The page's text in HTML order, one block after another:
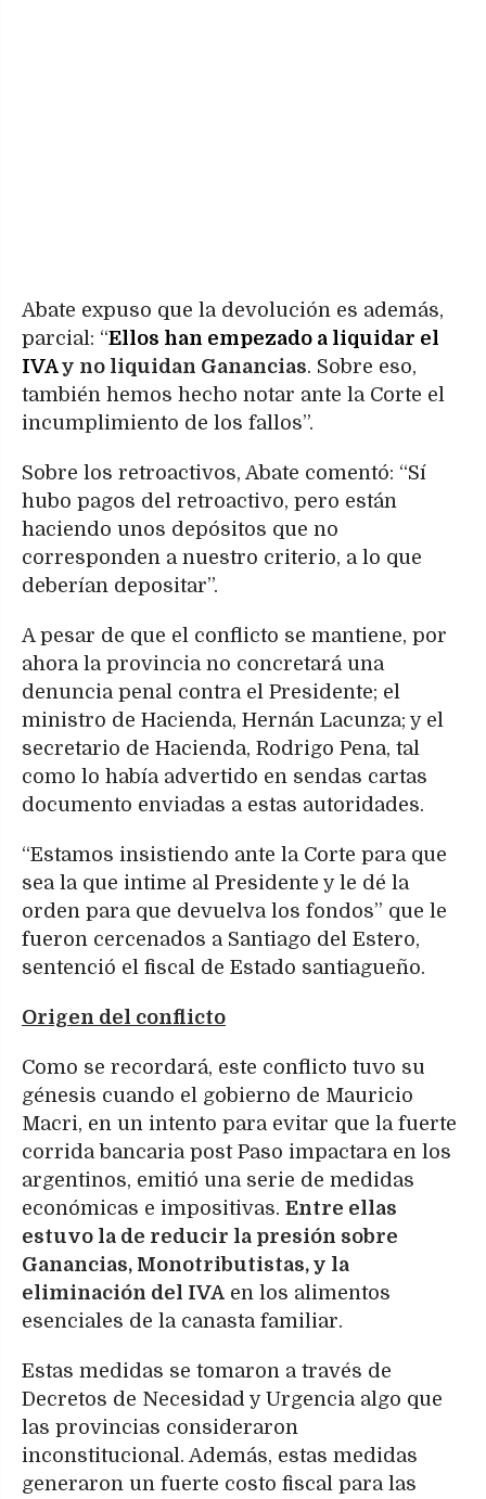
Abate expuso que la devolución es además,
parcial: “Ellos han empezado a liquidar el
IVAy no liquidan Ganancias. Sobre eso,
también hemos hecho notar ante la Corte el
incumplimiento de los fallos”.
Sobre los retroactivos, Abate comentó: “Sí
hubo pagos del retroactivo, pero están
haciendo unos depósitos que no
corresponden a nuestro criterio, a lo que
deberían depositar”.
A pesar de que el conflicto se mantiene, por
ahora la provincia no concretará una
denuncia penal contra el Presidente; el
ministro de Hacienda, Hernán Lacunza; y el
secretario de Hacienda, Rodrigo Pena, tal
como lo había advertido en sendas cartas
documento enviadas a estas autoridades.
“Estamos insistiendo ante la Corte para que
sea la que intime al Presidente y le dé la
orden para que devuelva los fondos” que le
fueron cercenados a Santiago del Estero,
sentenció el fiscal de Estado santiagueño.
Origen del conflicto
Como se recordará, este conflicto tuvo su
génesis cuando el gobierno de Mauricio
Macri, en un intento para evitar que la fuerte
corrida bancaria post Paso impactara en los
argentinos, emitió una serie de medidas
económicas e impositivas. Entre ellas
estuvo la de reducir la presión sobre
Ganancias, Monotributistas, y la
eliminación del IVA en los alimentos
esenciales de la canasta familiar.
Estas medidas se tomaron a través de
Decretos de Necesidad y Urgencia algo que
las provincias consideraron
inconstitucional. Además, estas medidas
generaron un fuerte costo fiscal para las